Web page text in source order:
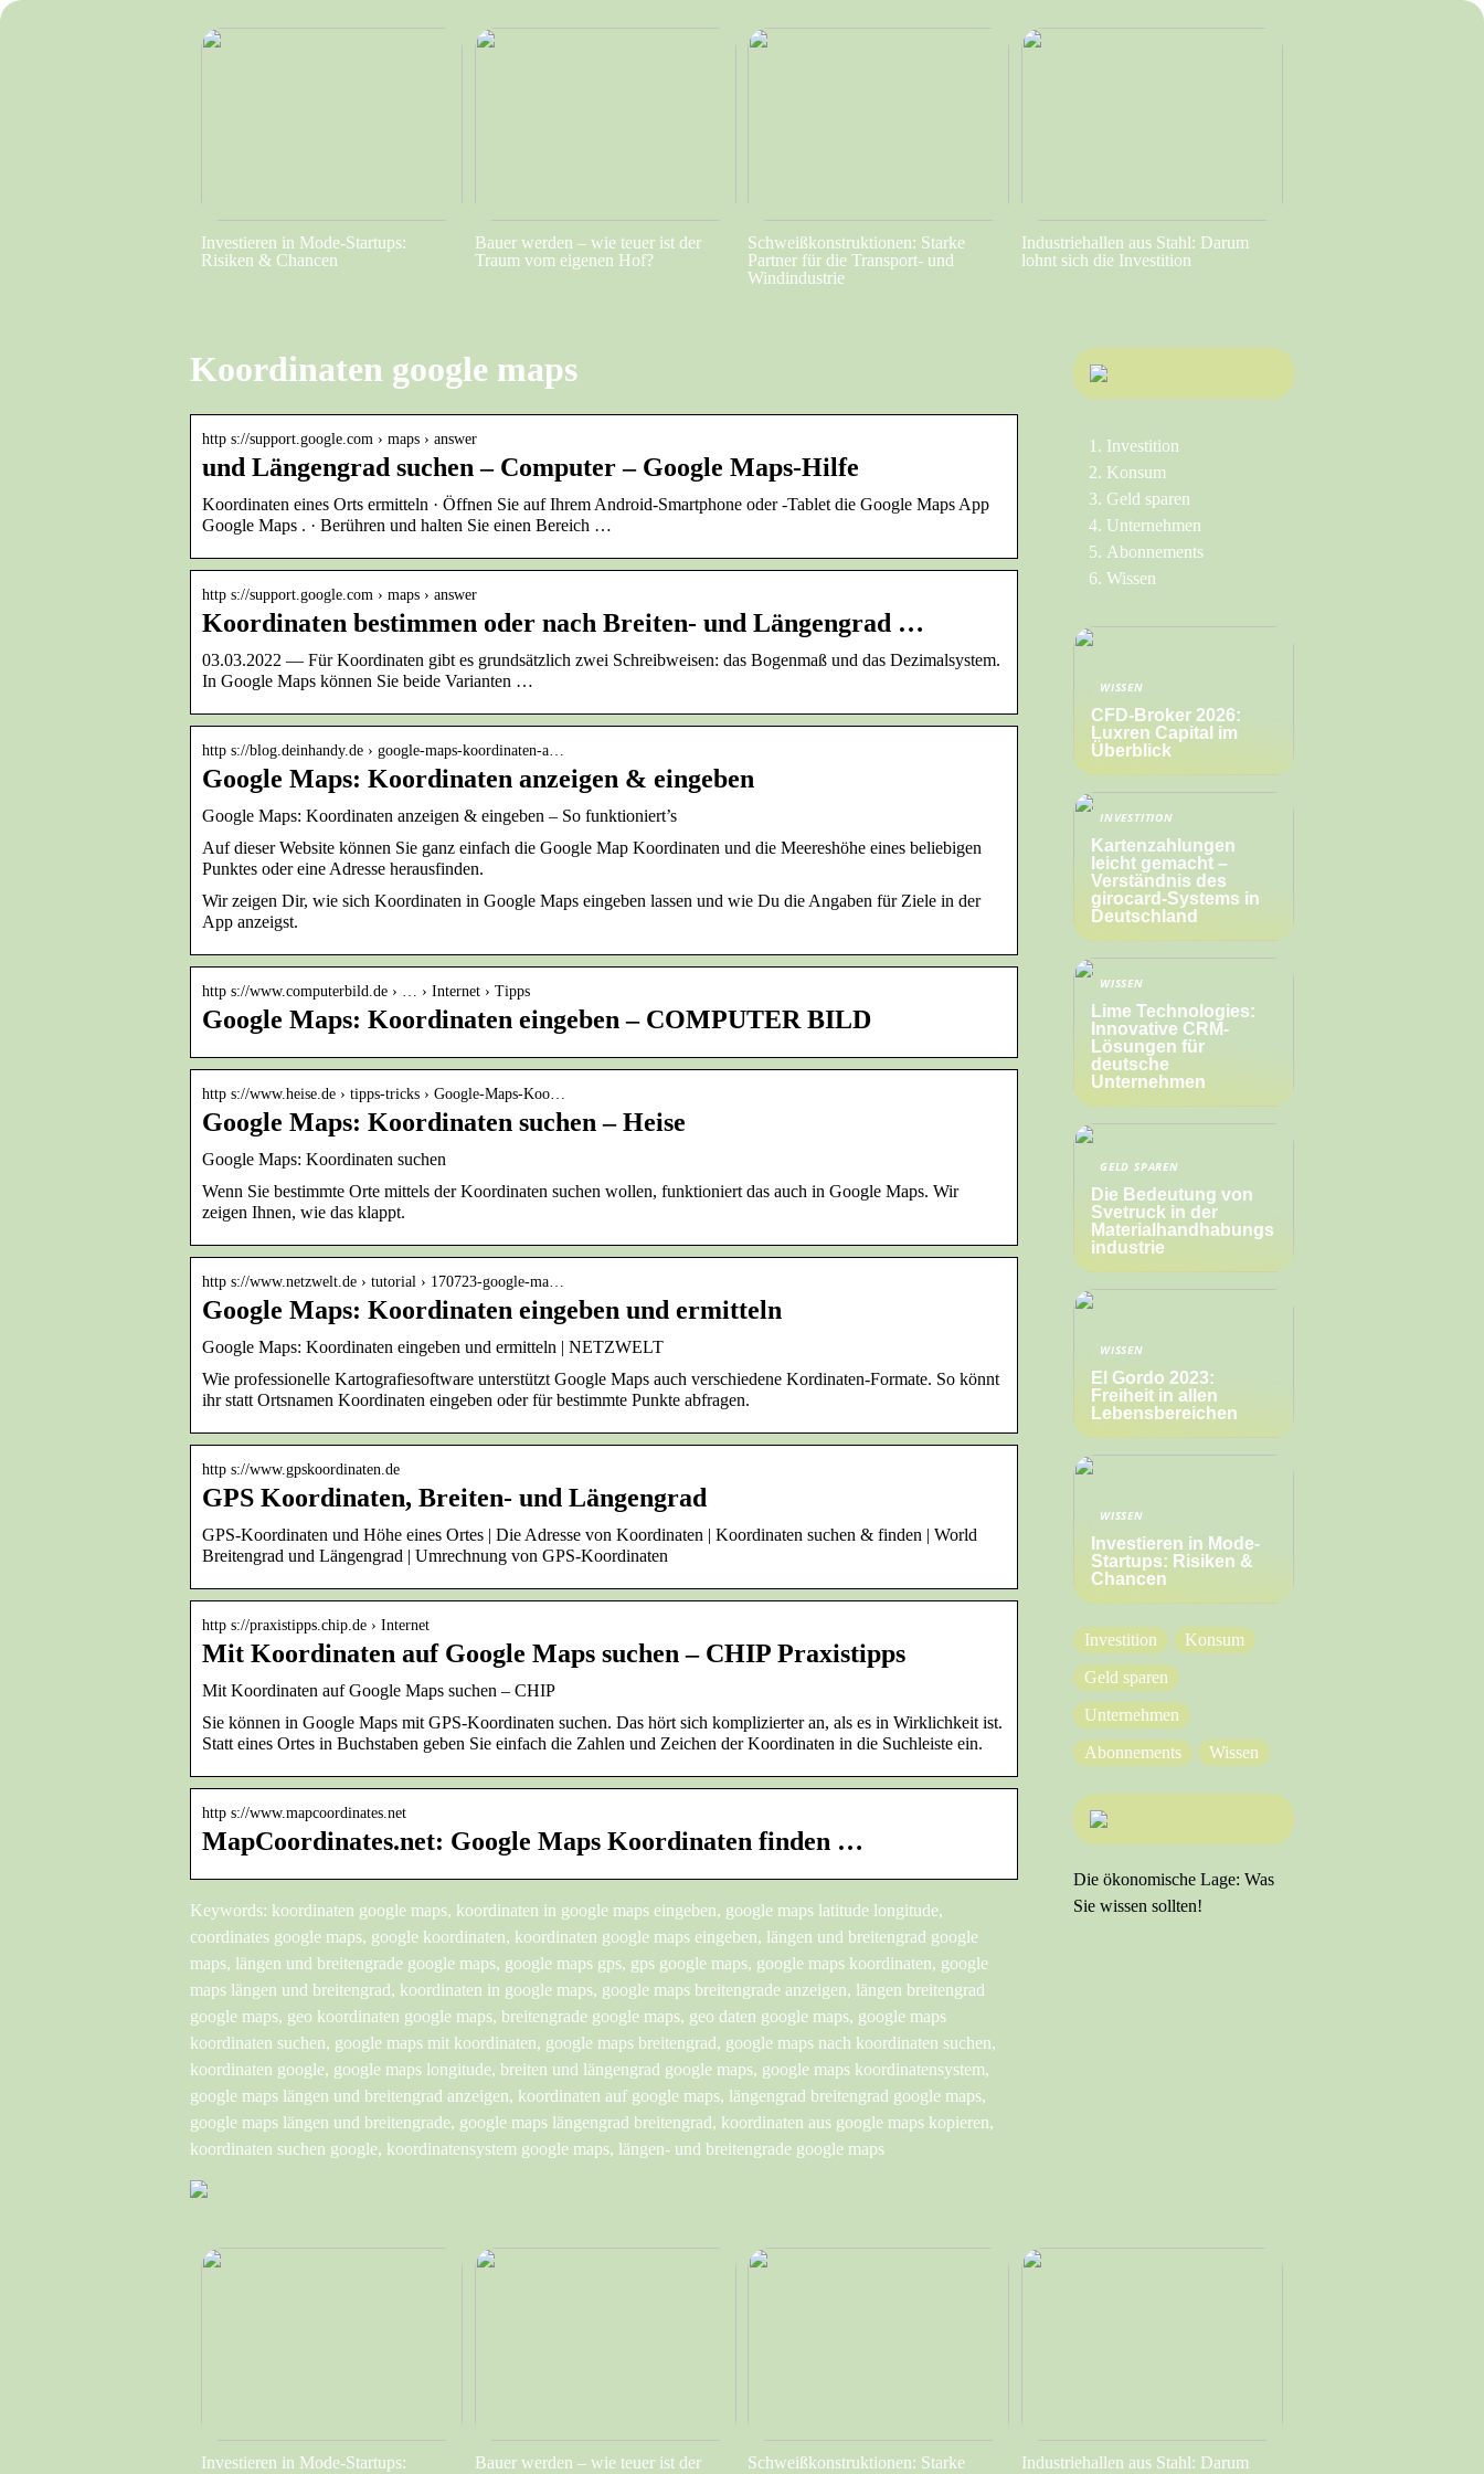
Investieren in Mode-Startups:
Risiken & Chancen
Bauer werden – wie teuer ist der
Traum vom eigenen Hof?
Schweißkonstruktionen: Starke
Partner für die Transport- und
Windindustrie
Industriehallen aus Stahl: Darum
lohnt sich die Investition
Koordinaten google maps
http s://support.google.com › maps › answer
und Längengrad suchen – Computer – Google Maps-Hilfe
Koordinaten eines Orts ermitteln · Öffnen Sie auf Ihrem Android-Smartphone oder ‑Tablet die Google Maps App
Google Maps . · Berühren und halten Sie einen Bereich …
http s://support.google.com › maps › answer
Koordinaten bestimmen oder nach Breiten- und Längengrad …
03.03.2022 — Für Koordinaten gibt es grundsätzlich zwei Schreibweisen: das Bogenmaß und das Dezimalsystem.
In Google Maps können Sie beide Varianten …
http s://blog.deinhandy.de › google-maps-koordinaten-a…
Google Maps: Koordinaten anzeigen & eingeben
Google Maps: Koordinaten anzeigen & eingeben – So funktioniert’s
Auf dieser Website können Sie ganz einfach die Google Map Koordinaten und die Meereshöhe eines beliebigen
Punktes oder eine Adresse herausfinden.
Wir zeigen Dir, wie sich Koordinaten in Google Maps eingeben lassen und wie Du die Angaben für Ziele in der
App anzeigst.
http s://www.computerbild.de › … › Internet › Tipps
Google Maps: Koordinaten eingeben – COMPUTER BILD
http s://www.heise.de › tipps-tricks › Google-Maps-Koo…
Google Maps: Koordinaten suchen – Heise
Google Maps: Koordinaten suchen
Wenn Sie bestimmte Orte mittels der Koordinaten suchen wollen, funktioniert das auch in Google Maps. Wir
zeigen Ihnen, wie das klappt.
http s://www.netzwelt.de › tutorial › 170723-google-ma…
Google Maps: Koordinaten eingeben und ermitteln
Google Maps: Koordinaten eingeben und ermitteln | NETZWELT
Wie professionelle Kartografiesoftware unterstützt Google Maps auch verschiedene Kordinaten-Formate. So könnt
ihr statt Ortsnamen Koordinaten eingeben oder für bestimmte Punkte abfragen.
http s://www.gpskoordinaten.de
GPS Koordinaten, Breiten- und Längengrad
GPS-Koordinaten und Höhe eines Ortes | Die Adresse von Koordinaten | Koordinaten suchen & finden | World
Breitengrad und Längengrad | Umrechnung von GPS-Koordinaten
http s://praxistipps.chip.de › Internet
Mit Koordinaten auf Google Maps suchen – CHIP Praxistipps
Mit Koordinaten auf Google Maps suchen – CHIP
Sie können in Google Maps mit GPS-Koordinaten suchen. Das hört sich komplizierter an, als es in Wirklichkeit ist.
Statt eines Ortes in Buchstaben geben Sie einfach die Zahlen und Zeichen der Koordinaten in die Suchleiste ein.
http s://www.mapcoordinates.net
MapCoordinates.net: Google Maps Koordinaten finden …
Keywords: koordinaten google maps, koordinaten in google maps eingeben, google maps latitude longitude,
coordinates google maps, google koordinaten, koordinaten google maps eingeben, längen und breitengrad google
maps, längen und breitengrade google maps, google maps gps, gps google maps, google maps koordinaten, google
maps längen und breitengrad, koordinaten in google maps, google maps breitengrade anzeigen, längen breitengrad
google maps, geo koordinaten google maps, breitengrade google maps, geo daten google maps, google maps
koordinaten suchen, google maps mit koordinaten, google maps breitengrad, google maps nach koordinaten suchen,
koordinaten google, google maps longitude, breiten und längengrad google maps, google maps koordinatensystem,
google maps längen und breitengrad anzeigen, koordinaten auf google maps, längengrad breitengrad google maps,
google maps längen und breitengrade, google maps längengrad breitengrad, koordinaten aus google maps kopieren,
koordinaten suchen google, koordinatensystem google maps, längen- und breitengrade google maps
Investition
Konsum
Geld sparen
Unternehmen
Abonnements
Wissen
WISSEN
CFD-Broker 2026:
Luxren Capital im
Überblick
INVESTITION
Kartenzahlungen
leicht gemacht –
Verständnis des
girocard-Systems in
Deutschland
WISSEN
Lime Technologies:
Innovative CRM-
Lösungen für
deutsche
Unternehmen
GELD SPAREN
Die Bedeutung von
Svetruck in der
Materialhandhabungs
industrie
WISSEN
El Gordo 2023:
Freiheit in allen
Lebensbereichen
WISSEN
Investieren in Mode-
Startups: Risiken &
Chancen
Investition
Konsum
Geld sparen
Unternehmen
Abonnements
Wissen
Die ökonomische Lage: Was
Sie wissen sollten!
Investieren in Mode-Startups:
Bauer werden – wie teuer ist der
Schweißkonstruktionen: Starke
Industriehallen aus Stahl: Darum